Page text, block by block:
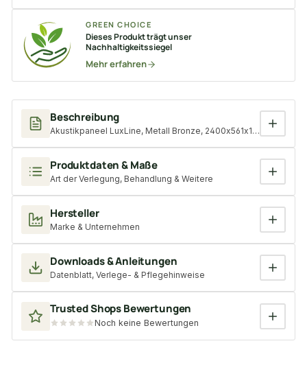
Beschreibung
Akustikpaneel LuxLine, Metall Bronze, 2400x561x19 mm, 3-
Produktdaten & Maße
Art der Verlegung, Behandlung & Weitere
Hersteller
Marke & Unternehmen
Downloads & Anleitungen
Datenblatt, Verlege- & Pflegehinweise
Trusted Shops Bewertungen
Noch keine Bewertungen
GREEN CHOICE
Dieses Produkt trägt unser
Nachhaltigkeitssiegel
Mehr erfahren